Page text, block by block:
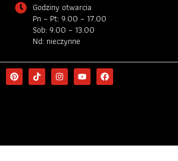
Godziny otwarcia
Pn – Pt: 9.00 – 17.00
Sob: 9.00 – 13.00
Nd: nieczynne